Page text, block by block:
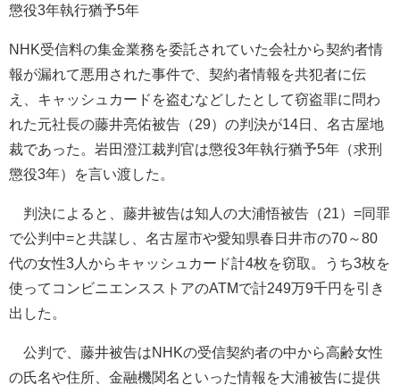
懲役3年執行猶予5年
NHK受信料の集金業務を委託されていた会社から契約者情
報が漏れて悪用された事件で、契約者情報を共犯者に伝
え、キャッシュカードを盗むなどしたとして窃盗罪に問わ
れた元社長の藤井亮佑被告（29）の判決が14日、名古屋地
裁であった。岩田澄江裁判官は懲役3年執行猶予5年（求刑
懲役3年）を言い渡した。
判決によると、藤井被告は知人の大浦悟被告（21）=同罪
で公判中=と共謀し、名古屋市や愛知県春日井市の70～80
代の女性3人からキャッシュカード計4枚を窃取。うち3枚を
使ってコンビニエンスストアのATMで計249万9千円を引き
出した。
公判で、藤井被告はNHKの受信契約者の中から高齢女性
の氏名や住所、金融機関名といった情報を大浦被告に提供